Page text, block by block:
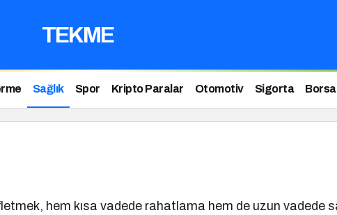
TEKME
Sağlık Spor Kripto Paralar Otomotiv Sigorta Borsa
hem kısa vadede rahatlama hem de uzun vadede